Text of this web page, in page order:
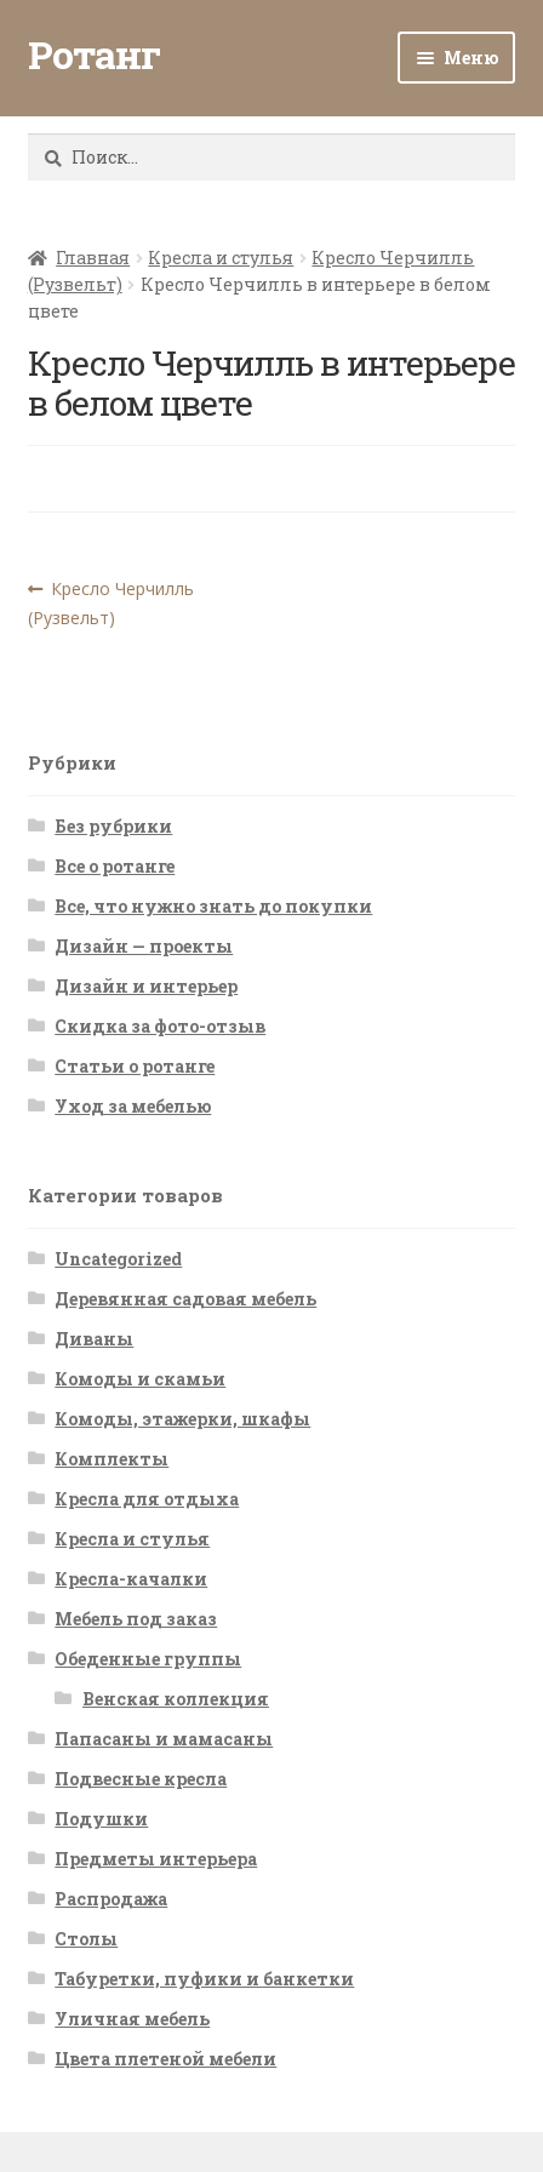
Ротанг Меню
Каталог
Все о ротанге
Ротанг оптом
Найти:
Главная Кресла и стулья
Кресло Черчилль
(Рузвельт)
Кресло Черчилль в интерьере в белом
цвете
Кресло Черчилль в интерьере
в белом цвете
Навигация
по
Предыдущая
запись:
Кресло Черчилль
(Рузвельт)
Рубрики
Без рубрики
Все о ротанге
Все, что нужно знать до покупки
Дизайн — проекты
Дизайн и интерьер
Скидка за фото-отзыв
Статьи о ротанге
Уход за мебелью
Категории товаров
Uncategorized
Деревянная садовая мебель
Диваны
Комоды и скамьи
Комоды, этажерки, шкафы
Комплекты
Кресла для отдыха
Кресла и стулья
Кресла-качалки
Мебель под заказ
Обеденные группы
Венская коллекция
Папасаны и мамасаны
Подвесные кресла
Подушки
Предметы интерьера
Распродажа
Столы
Табуретки, пуфики и банкетки
Уличная мебель
Цвета плетеной мебели